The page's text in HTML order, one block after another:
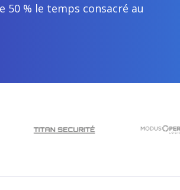
50 % le temps consacré au